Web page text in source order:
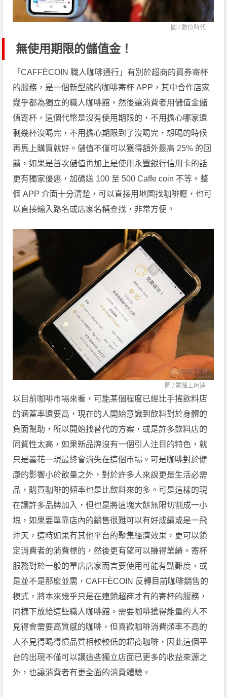
圖 /數位時代
無使用期限的儲值金！
「CAFFÈCOIN 職人咖啡通行」有別於超商的買券寄杯
的服務，是一個新型態的咖啡寄杯 APP，其中合作店家
幾乎都為獨立的職人咖啡館，然後讓消費者用儲值金儲
值寄杯，這個代幣是沒有使用期限的，不用擔心哪家還
剩幾杯沒喝完，不用擔心期限到了沒喝完，想喝的時候
再馬上購買就好。儲值不僅可以獲得額外最高 25% 的回
饋，如果是首次儲值再加上是使用永豐銀行信用卡的話
更有獨家優惠，加碼送 100 至 500 Caffe coin 不等。整
個 APP 介面十分清楚，可以直接用地圖找咖啡廳，也可
以直接輸入路名或店家名稱查找，非常方便。
圖 / 電腦王阿達
以目前咖啡市場來看，可能某個程度已經比手搖飲料店
的涵蓋率還要高，現在的人開始意識到飲料對於身體的
負面幫助，所以開始找替代的方案，或是許多飲料店的
同質性太高，如果新品牌沒有一個引人注目的特色，就
只是曇花一現最終會消失在這個市場。可是咖啡對於健
康的影響小於飲量之外，對於許多人來說更是生活必需
品，購買咖啡的頻率也是比飲料來的多。可是這樣的現
在讓許多品牌加入，但也是將這塊大餅無限切割成一小
塊，如果要單靠店內的銷售很難可以有好成績或是一飛
沖天，這時如果有其他平台的聚集經濟效果，更可以鎖
定消費者的消費標的，然後更有望可以賺得業績。寄杯
服務對於一般的單店店家而言要使用可能有點難度，或
是並不是那麼並需，CAFFÈCOIN 反轉目前咖啡銷售的
模式，將本來幾乎只是在連鎖超商才有的寄杯的服務，
同樣下放給這些職人咖啡館。需要咖啡獲得能量的人不
見得會需要高質感的咖啡，但喜歡咖啡消費頻率不高的
人不見得喝得慣品質相較較低的超商咖啡，因此這個平
台的出現不僅可以讓這些獨立店面已更多的收益來源之
外，也讓消費者有更全面的消費體驗。